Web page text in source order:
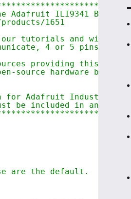
Adafruit ILI9341
1651
tutorials and wiring
4 or 5 pins are
providing this open
source hardware by
for Adafruit Industries.
be included in any
are the default.